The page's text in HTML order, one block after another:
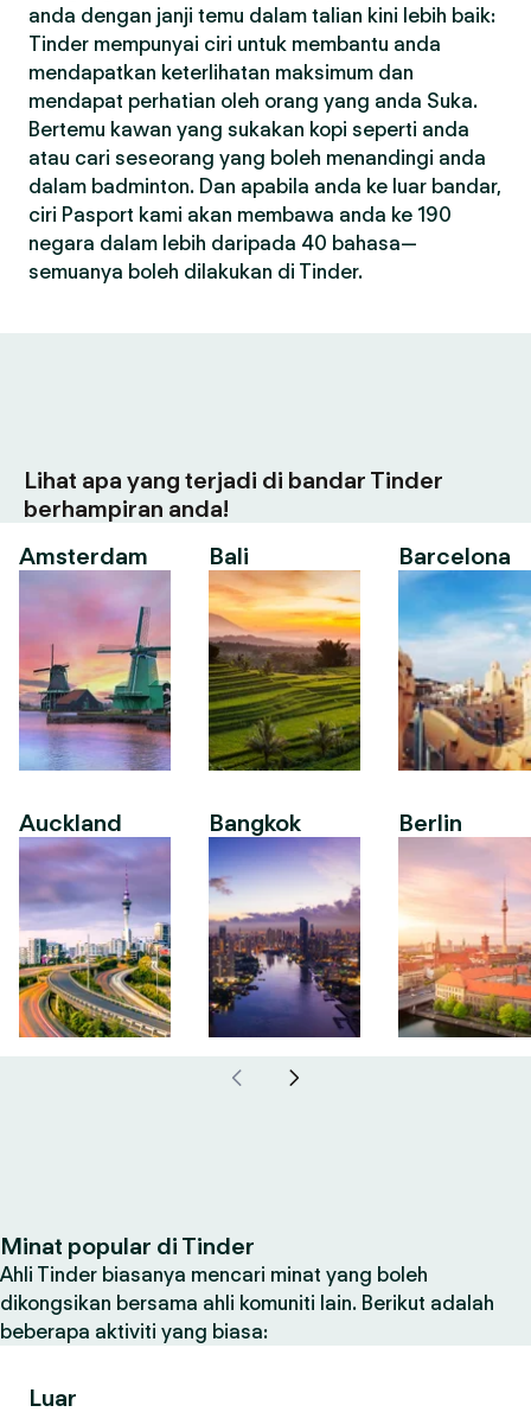
anda dengan janji temu dalam talian kini lebih baik:
Tinder mempunyai ciri untuk membantu anda
mendapatkan keterlihatan maksimum dan
mendapat perhatian oleh orang yang anda Suka.
Bertemu kawan yang sukakan kopi seperti anda
atau cari seseorang yang boleh menandingi anda
dalam badminton. Dan apabila anda ke luar bandar,
ciri Pasport kami akan membawa anda ke 190
negara dalam lebih daripada 40 bahasa—
semuanya boleh dilakukan di Tinder.
Lihat apa yang terjadi di bandar Tinder
berhampiran anda!
Amsterdam
Auckland
Bali
Bangkok
Barcelona
Berlin
Minat popular di Tinder
Ahli Tinder biasanya mencari minat yang boleh
dikongsikan bersama ahli komuniti lain. Berikut adalah
beberapa aktiviti yang biasa:
Luar